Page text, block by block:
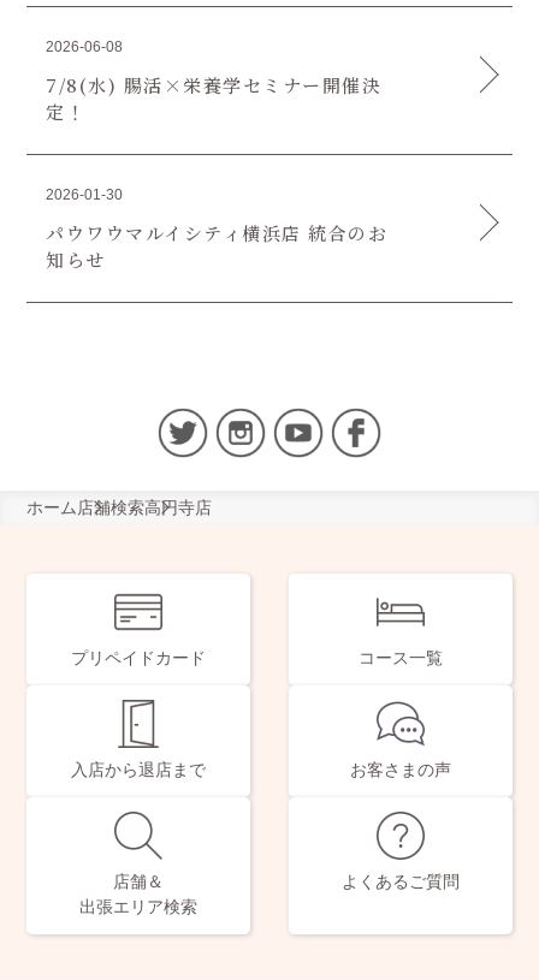
2026-06-08
7/8(水) 腸活×栄養学セミナー開催決
定！
2026-01-30
パウワウマルイシティ横浜店 統合のお
知らせ
ホーム 店舗検索高円寺店
プリペイドカード コース一覧
入店から退店まで お客さまの声
店舗＆
出張エリア検索
よくあるご質問